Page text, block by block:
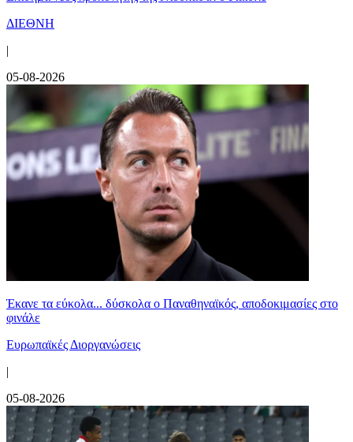
ΔΙΕΘΝΗ
|
05-08-2026
Έκανε τα εύκολα... δύσκολα ο Παναθηναϊκός, αποδοκιμασίες στο
φινάλε
Ευρωπαϊκές Διοργανώσεις
|
05-08-2026